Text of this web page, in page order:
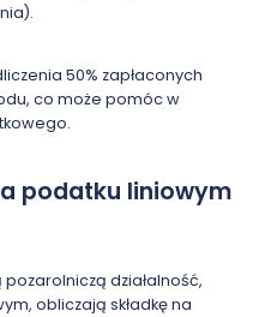
50% zapłaconych
co może pomóc w
podatku liniowym
działalność,
obliczają składkę na